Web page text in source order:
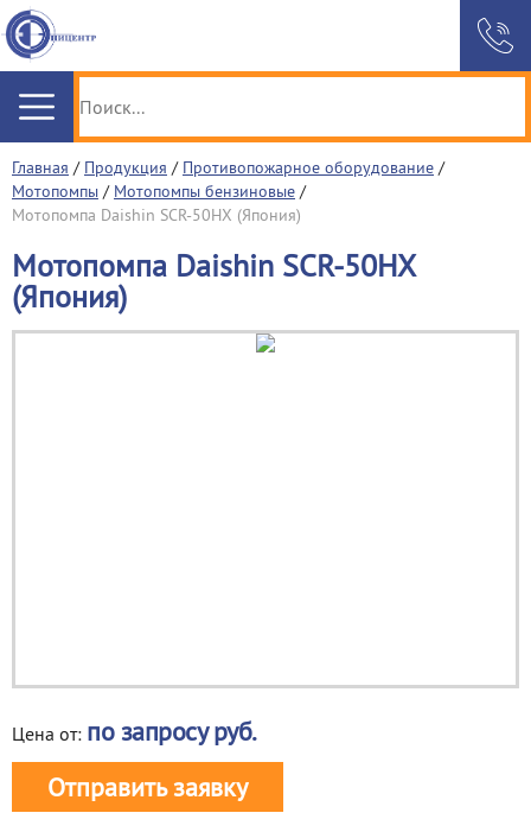
Главная / Продукция / Противопожарное оборудование /
Мотопомпы / Мотопомпы бензиновые /
Мотопомпа Daishin SCR-50HX (Япония)
Мотопомпа Daishin SCR-50HX
(Япония)
Цена от: по запросуруб.
Отправить заявку